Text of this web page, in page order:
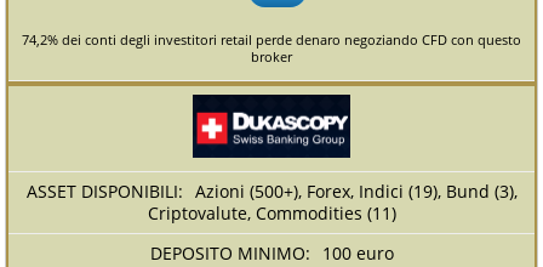
74,2% dei conti degli investitori retail perde denaro negoziando CFD con questo
broker
Azioni (500+), Forex, Indici (19), Bund (3),
Criptovalute, Commodities (11)
100 euro